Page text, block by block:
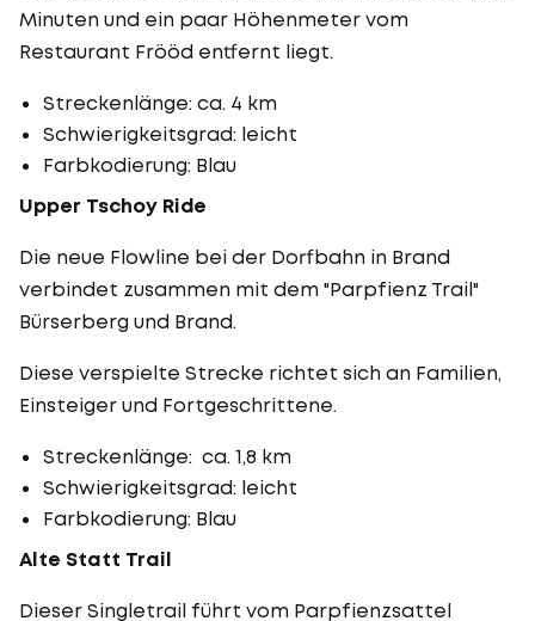
Minuten und ein paar Höhenmeter vom
Restaurant Frööd entfernt liegt.
Streckenlänge: ca. 4 km
Schwierigkeitsgrad: leicht
Farbkodierung: Blau
Upper Tschoy Ride
Die neue Flowline bei der Dorfbahn in Brand
verbindet zusammen mit dem "Parpfienz Trail"
Bürserberg und Brand.
Diese verspielte Strecke richtet sich an Familien,
Einsteiger und Fortgeschrittene.
Streckenlänge: ca. 1,8 km
Schwierigkeitsgrad: leicht
Farbkodierung: Blau
Alte Statt Trail
Dieser Singletrail führt vom Parpfienzsattel